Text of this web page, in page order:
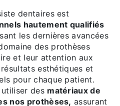
dentaires est
hautement qualifiés
les dernières avancées
des prothèses
et leur attention aux
esthétiques et
pour chaque patient.
utiliser des matériaux de
nos prothèses, assurant